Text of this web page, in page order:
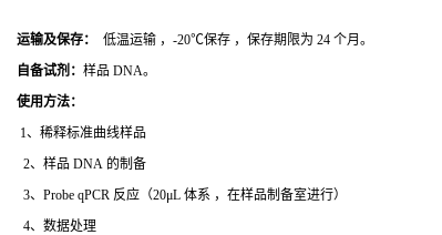
运输及保存：
低温运输 ，-20℃保存 ，保存期限为 24 个月。
自备试剂： 样品 DNA。
使用方法：
1、稀释标准曲线样品
2、样品 DNA 的制备
3、Probe qPCR 反应（20μL 体系 ，在样品制备室进行）
4、数据处理